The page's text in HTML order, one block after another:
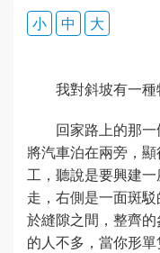
小 中 大
我對斜坡有一種
回家路上的那
將汽車泊在兩旁，
工，聽說是要興建
走，右側是一面斑
於縫隙之間，整齊
的人不多，當你形